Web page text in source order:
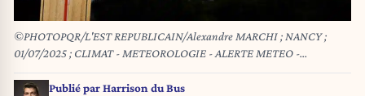
©PHOTOPQR/L'EST REPUBLICAIN/Alexandre MARCHI ; NANCY ;
01/07/2025 ; CLIMAT - METEOROLOGIE - ALERTE METEO -
VIGILANCE FORTE CANICULE - RECHAUFFEMENT CLIMATIQUE -
CHALEUR - ILLUSTRATION. Nancy 1er juillet 2025. Le mercure d'un
Publié parHarrison du Bus